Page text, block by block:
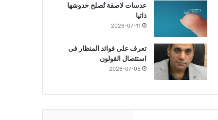
عدسات لاصقة تُصلح خدوشها
ذاتيا
2026-07-11
تعرف على فوائد المنظار فى
استئصال القولون
2026-07-05